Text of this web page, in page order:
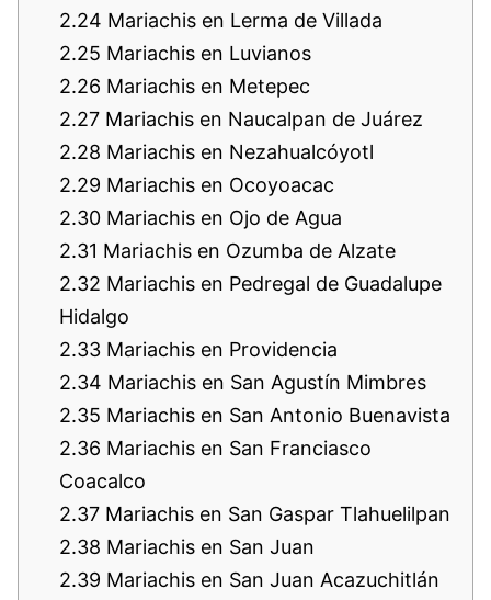
2.24 Mariachis en Lerma de Villada
2.25 Mariachis en Luvianos
2.26 Mariachis en Metepec
2.27 Mariachis en Naucalpan de Juárez
2.28 Mariachis en Nezahualcóyotl
2.29 Mariachis en Ocoyoacac
2.30 Mariachis en Ojo de Agua
2.31 Mariachis en Ozumba de Alzate
2.32 Mariachis en Pedregal de Guadalupe
Hidalgo
2.33 Mariachis en Providencia
2.34 Mariachis en San Agustín Mimbres
2.35 Mariachis en San Antonio Buenavista
2.36 Mariachis en San Franciasco
Coacalco
2.37 Mariachis en San Gaspar Tlahuelilpan
2.38 Mariachis en San Juan
2.39 Mariachis en San Juan Acazuchitlán